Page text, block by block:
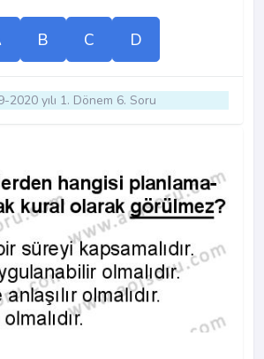
B C D
2020 yılı 1. Dönem 6. Soru